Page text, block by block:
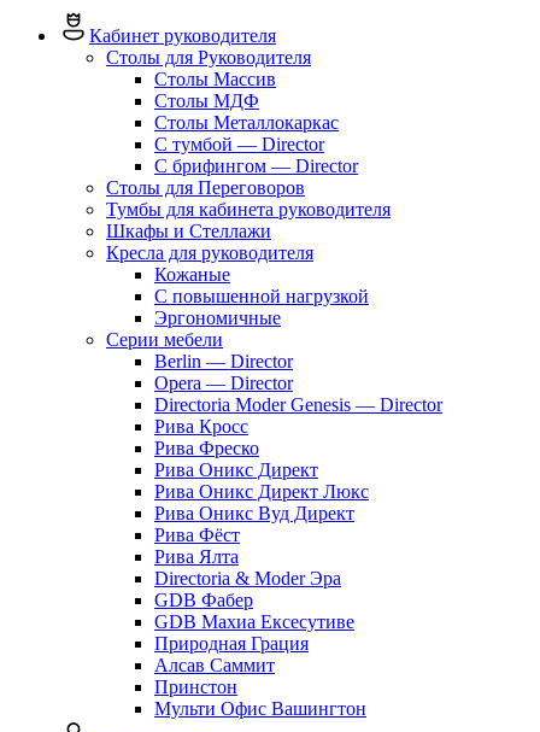
Кабинет руководителя
Столы для Руководителя
Столы Массив
Столы МДФ
Столы Металлокаркас
С тумбой — Director
C брифингом — Director
Столы для Переговоров
Тумбы для кабинета руководителя
Шкафы и Стеллажи
Кресла для руководителя
Кожаные
С повышенной нагрузкой
Эргономичные
Серии мебели
Berlin — Director
Opera — Director
Directoria Moder Genesis — Director
Рива Кросс
Рива Фреско
Рива Оникс Директ
Рива Оникс Директ Люкс
Рива Оникс Вуд Директ
Рива Фёст
Рива Ялта
Directoria & Moder Эра
GDB Фабер
GDB Махиа Ексесутиве
Природная Грация
Алсав Саммит
Принстон
Мульти Офис Вашингтон